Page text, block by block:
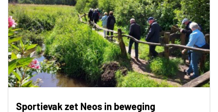
Sportievak zet Neos in beweging